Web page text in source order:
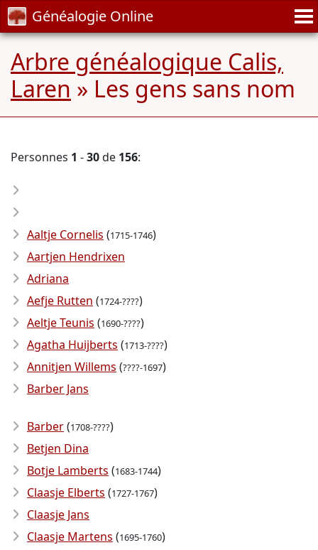
Généalogie Online
Arbre généalogique Calis,
Laren » Les gens sans nom
Personnes 1 -30de 156:
Aaltje Cornelis (1715-1746)
Aartjen Hendrixen
Adriana
Aefje Rutten (1724-????)
Aeltje Teunis (1690-????)
Agatha Huijberts (1713-????)
Annitjen Willems (????-1697)
Barber Jans
Barber(1708-????)
Betjen Dina
Botje Lamberts (1683-1744)
Claasje Elberts (1727-1767)
Claasje Jans
Claasje Martens (1695-1760)